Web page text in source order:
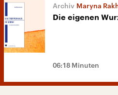
Maryna
Die eigenen
06:18 Minuten